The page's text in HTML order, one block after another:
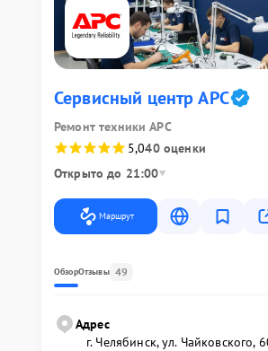
Сервисный центр APC
Ремонт техники APC
5,040 оценки
Открыто до 21:00
Маршрут
ОбзорОтзывы 49
Адрес
г. Челябинск, ул. Чайковского,